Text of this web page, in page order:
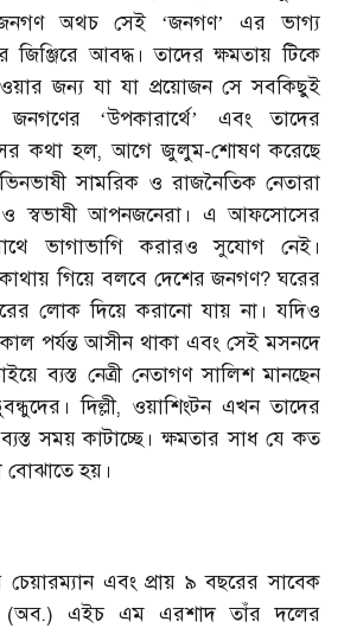
জনগণ অথচ সেই
‘জনগণ’
এর ভাগ্য
আবদ্ধ। তাদের ক্ষমতায় টিকে
জন্য যা যা প্রয়োজন সে সবকিছুই
জনগণের
‘উপকারার্থে’ এবং তাদের
কথা হল, আগে জুলুম-শোষণ করেছে
সামরিক ও রাজনৈতিক নেতারা
ও স্বভাষী আপনজনেরা। এ আফসোসের
ভাগাভাগি করারও সুযোগ নেই।
গিয়ে বলবে দেশের জনগণ? ঘরের
লোক দিয়ে করানো যায় না। যদিও
পর্যন্ত আসীন থাকা এবং সেই মসনদে
ব্যস্ত নেত্রী নেতাগণ সালিশ মানছেন
দিল্লী, ওয়াশিংটন এখন তাদের
সময় কাটাচ্ছে। ক্ষমতার সাধ যে কত
হয়।
চেয়ারম্যান এবং প্রায় ৯ বছরের সাবেক
(অব.) এইচ এম এরশাদ তাঁর দলের